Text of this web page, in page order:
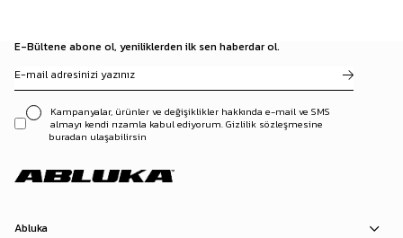
E-Bültene abone ol, yeniliklerden ilk sen haberdar ol.
Kampanyalar, ürünler ve değişiklikler hakkında e-mail ve SMS
almayı kendi rızamla kabul ediyorum. Gizlilik sözleşmesine
buradan ulaşabilirsin
Abluka